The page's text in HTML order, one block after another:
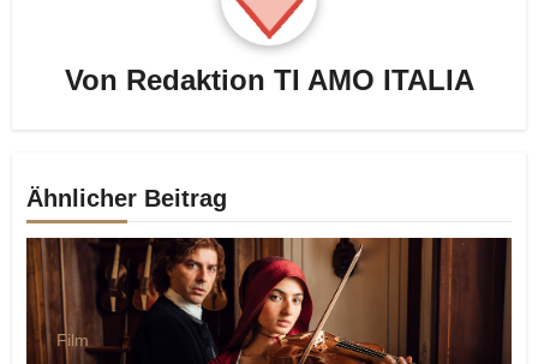
Von Redaktion TI AMO ITALIA
Ähnlicher Beitrag
Film